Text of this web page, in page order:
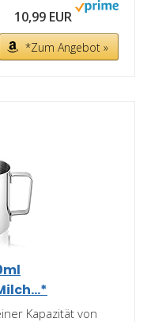
10,99 EUR
*Zum Angebot »
Kapazität von